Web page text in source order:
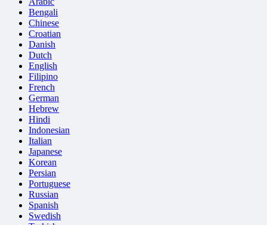
Bengali
Chinese
Croatian
Danish
Dutch
English
Filipino
French
German
Hebrew
Hindi
Indonesian
Italian
Japanese
Korean
Persian
Portuguese
Russian
Spanish
Swedish